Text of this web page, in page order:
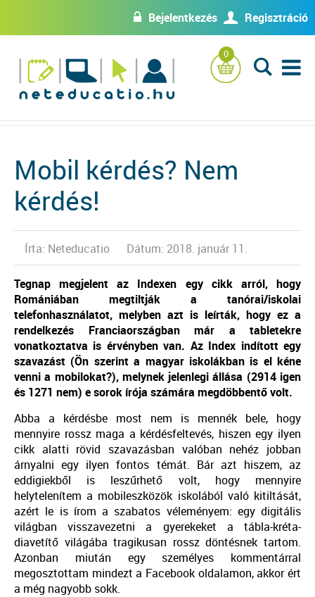
w Bejelentkezés U Regisztráció
0
L
Mobil kérdés? Nem
kérdés!
Írta: Neteducatio Dátum: 2018. január 11.
Tegnap megjelent az Indexen egy cikk arról, hogy
Romániában megtiltják a tanórai/iskolai
telefonhasználatot, melyben azt is leírták, hogy ez a
rendelkezés Franciaországban már a tabletekre
vonatkoztatva is érvényben van. Az Index indított egy
szavazást (Ön szerint a magyar iskolákban is el kéne
venni a mobilokat?), melynek jelenlegi állása (2914 igen
és 1271 nem) e sorok írója számára megdöbbentő volt.
Abba a kérdésbe most nem is mennék bele, hogy
mennyire rossz maga a kérdésfeltevés, hiszen egy ilyen
cikk alatti rövid szavazásban valóban nehéz jobban
árnyalni egy ilyen fontos témát. Bár azt hiszem, az
eddigiekből is leszűrhető volt, hogy mennyire
helytelenítem a mobileszközök iskolából való kitiltását,
azért le is írom a szabatos véleményem: egy digitális
világban visszavezetni a gyerekeket a tábla-kréta-
diavetítő világába tragikusan rossz döntésnek tartom.
Azonban miután egy személyes kommentárral
megosztottam mindezt a Facebook oldalamon, akkor ért
a még nagyobb sokk.